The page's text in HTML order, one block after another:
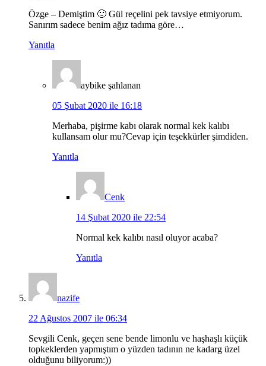
Özge – Demiştim 🙂 Gül reçelini pek tavsiye etmiyorum.
Sanırım sadece benim ağız tadıma göre…
Yanıtla
aybike şahlanan
05 Şubat 2020 ile 16:18
Merhaba, pişirme kabı olarak normal kek kalıbı
kullansam olur mu?Cevap için teşekkürler şimdiden.
Yanıtla
Cenk
14 Şubat 2020 ile 22:54
Normal kek kalıbı nasıl oluyor acaba?
Yanıtla
nazife
22 Ağustos 2007 ile 06:34
Sevgili Cenk, geçen sene bende limonlu ve haşhaşlı küçük
topkeklerden yapmıştım o yüzden tadının ne kadarg üzel
olduğunu biliyorum:))